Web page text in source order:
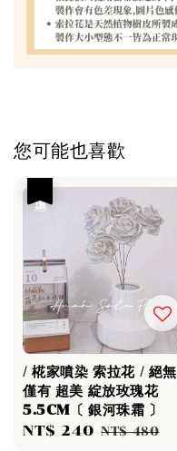
您可能也喜歡
/ 椛家噴染 索拉花 / 絕無
僅有 超美 綻放玫瑰花
5.5CM〔 銀河珠霜 〕
Sale
NT$ 240 Regular
NT$ 480